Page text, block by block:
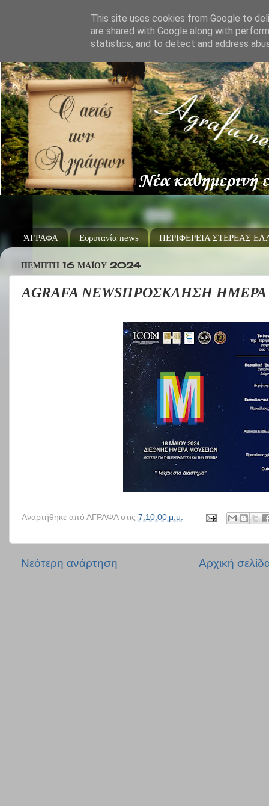
ΆΓΡΑΦΑ Ευρυτανία news ΠΕΡΙΦΕΡΕΙΑ ΣΤΕΡΕΑΣ
ΠΈΜΠΤΗ 16 ΜΑΪ́ΟΥ 2024
AGRAFA NEWSΠΡΟΣΚΛΗΣΗ
Αναρτήθηκε από ΑΓΡΑΦΑ στις 7:10:00 μ.μ.
Νεότερη ανάρτηση Αρχική
This site uses cookies from Google to
are shared with Google along with
statistics, and to detect and address